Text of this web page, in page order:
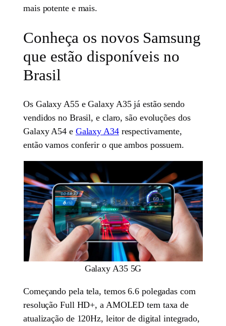
mais potente e mais.
Conheça os novos Samsung
que estão disponíveis no
Brasil
Os Galaxy A55 e Galaxy A35 já estão sendo
vendidos no Brasil, e claro, são evoluções dos
Galaxy A54 e Galaxy A34respectivamente,
então vamos conferir o que ambos possuem.
Galaxy A35 5G
Começando pela tela, temos 6.6 polegadas com
resolução Full HD+, a AMOLED tem taxa de
atualização de 120Hz, leitor de digital integrado,